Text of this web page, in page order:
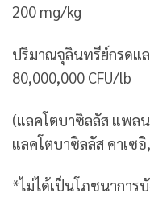
200 mg/kg
ปริมาณจุลินทรีย์กรดแ
80,000,000 CFU/lb
(แลคโตบาซิลลัส แพล
แลคโตบาซิลลัส คาเซ
*ไม่ได้เป็นโภชนาการ